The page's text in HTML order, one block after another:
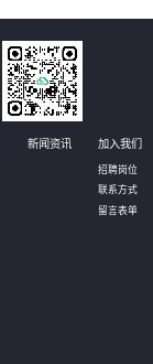
新闻资讯 加入我们
招聘岗位
联系方式
留言表单